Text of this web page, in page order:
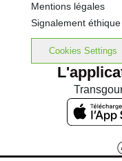
Mentions légales
Signalement éthique
Cookies Settings